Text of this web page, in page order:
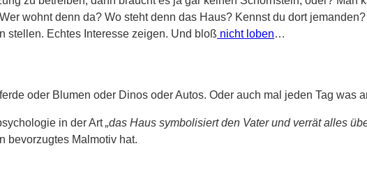
wohnt denn da? Wo steht denn das Haus? Kennst du dort
stellen. Echtes Interesse zeigen. Und bloß nicht loben…
oder Blumen oder Dinos oder Autos. Oder auch mal jeden Tag was
in der Art„das Haus symbolisiert den Vater und verrät alles
bevorzugtes Malmotiv hat.